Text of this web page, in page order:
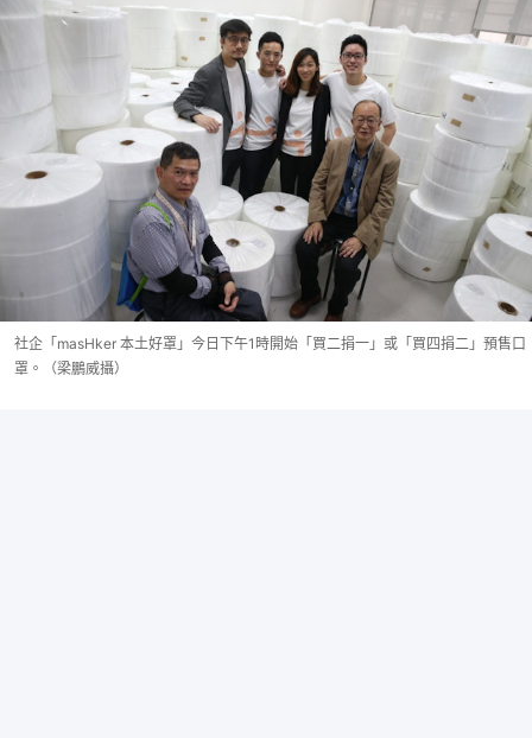
社企「masHker 本土好罩」今日下午1時開始「買二捐一」或「買四捐二」預售口
罩。（梁鵬威攝）